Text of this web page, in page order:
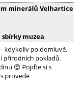
minerálů Velhartice
muzea
- kdykoliv po domluvě.
přírodních pokladů.
😍 Pojďte si s
provede